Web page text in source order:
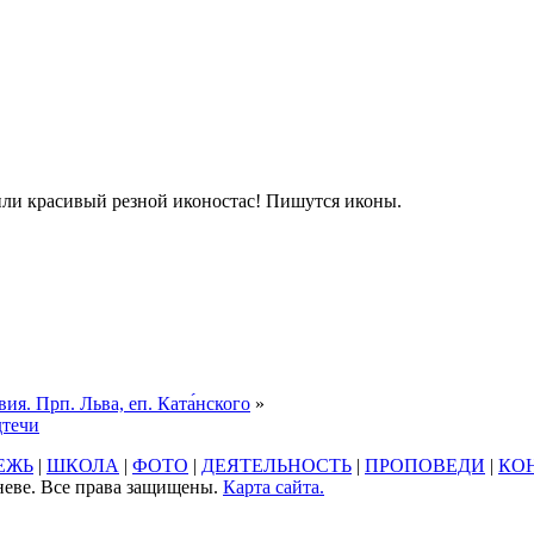
красивый резной иконостас! Пишутся иконы.
Прп. Льва, еп. Ката́нского »
| ШКОЛА | ФОТО | ДЕЯТЕЛЬНОСТЬ | ПРОПОВЕДИ |
Все права защищены. Карта сайта.